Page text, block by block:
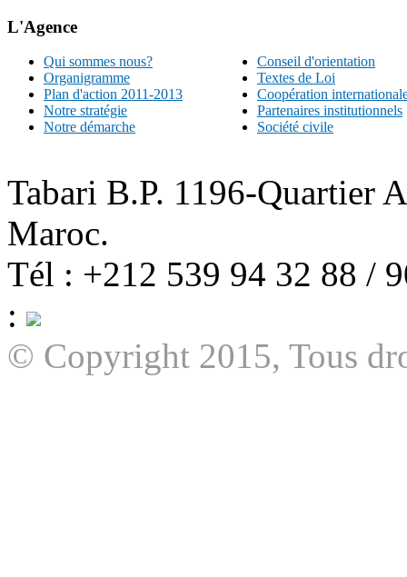
L'Agence
Qui sommes nous?
Organigramme
Plan d'action 2011-2013
Notre stratégie
Notre démarche
Conseil d'orientation
Textes de Loi
Coopération
Partenaires institutionnels
Société civile
Tabari B.P. 1196-Quartier
Maroc.
Tél : +212 539 94 32 88 /
:
© Copyright 2015, Tous